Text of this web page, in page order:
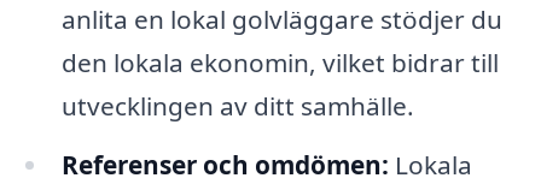
anlita en lokal golvläggare stödjer du
den lokala ekonomin, vilket bidrar till
utvecklingen av ditt samhälle.
Referenser och omdömen: Lokala